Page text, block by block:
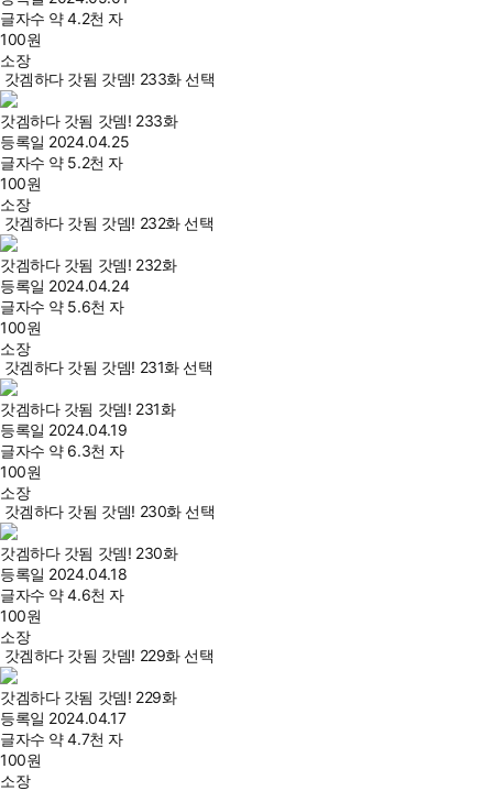
글자수 약 4.2천 자
100원
소장
갓겜하다 갓됨 갓뎀! 233화 선택
갓겜하다 갓됨 갓뎀! 233화
등록일 2024.04.25
글자수 약 5.2천 자
100원
소장
갓겜하다 갓됨 갓뎀! 232화 선택
갓겜하다 갓됨 갓뎀! 232화
등록일 2024.04.24
글자수 약 5.6천 자
100원
소장
갓겜하다 갓됨 갓뎀! 231화 선택
갓겜하다 갓됨 갓뎀! 231화
등록일 2024.04.19
글자수 약 6.3천 자
100원
소장
갓겜하다 갓됨 갓뎀! 230화 선택
갓겜하다 갓됨 갓뎀! 230화
등록일 2024.04.18
글자수 약 4.6천 자
100원
소장
갓겜하다 갓됨 갓뎀! 229화 선택
갓겜하다 갓됨 갓뎀! 229화
등록일 2024.04.17
글자수 약 4.7천 자
100원
소장